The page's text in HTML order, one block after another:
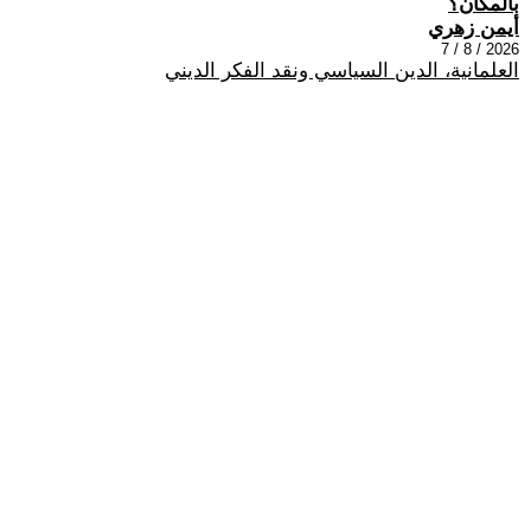
أيمن زهري
2026 / 8 / 7
العلمانية، الدين السياسي ونقد الفكر الديني